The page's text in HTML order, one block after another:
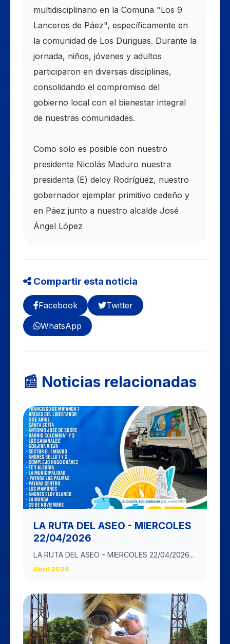
multidisciplinario en la Comuna "Los 9
Lanceros de Páez", específicamente en
la comunidad de Los Duriguas. Durante la
jornada, niños, jóvenes y adultos
participaron en diversas disciplinas,
consolidando el compromiso del
gobierno local con el bienestar integral
de nuestras comunidades.
Como solo es posible con nuestro
presidente Nicolás Maduro nuestra
presidenta (E) delcy Rodríguez, nuestro
gobernador ejemplar primitivo cedeño y
en Páez junto a nuestro alcalde José
Ángel López
Compartir esta noticia
Facebook
Twitter
WhatsApp
📰 Noticias relacionadas
LA RUTA DEL ASEO - MIERCOLES
22/04/2026
LA RUTA DEL ASEO - MIERCOLES 22/04/2026...
Abril 2026